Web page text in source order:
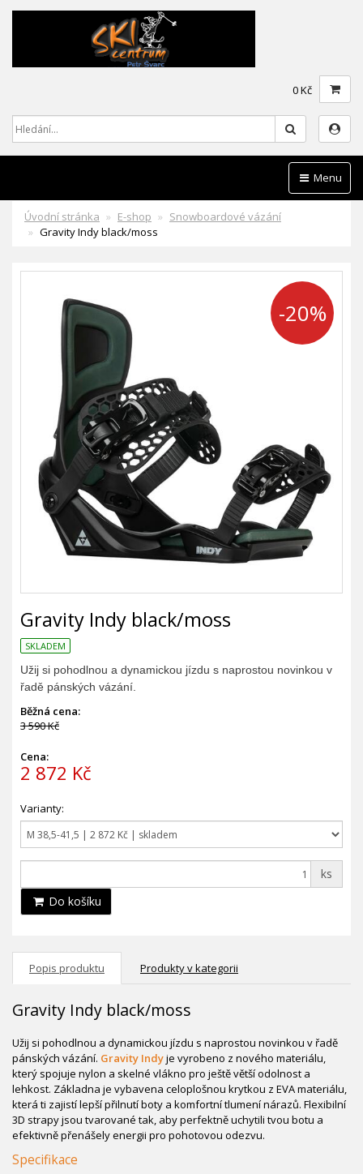
0 Kč
Menu
Úvodní stránka E-shop
Snowboardové vázání
Gravity Indy black/moss
-20%
Gravity Indy black/moss
SKLADEM
Užij si pohodlnou a dynamickou jízdu s naprostou novinkou v
řadě pánských vázání.
Běžná cena:
3 590 Kč
Cena:
2 872 Kč
Varianty:
ks
Do košíku
Popis produktu Produkty v kategorii
Gravity Indy black/moss
Užij si pohodlnou a dynamickou jízdu s naprostou novinkou v řadě
pánských vázání. Gravity Indyje vyrobeno z nového materiálu,
který spojuje nylon a skelné vlákno pro ještě větší odolnost a
lehkost. Základna je vybavena celoplošnou krytkou z EVA materiálu,
která ti zajistí lepší přilnutí boty a komfortní tlumení nárazů. Flexibilní
3D strapy jsou tvarované tak, aby perfektně uchytili tvou botu a
efektivně přenášely energii pro pohotovou odezvu.
Specifikace